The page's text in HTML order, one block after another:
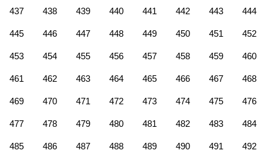
437 438 439 440 441 442 443 444
445 446 447 448 449 450 451 452
453 454 455 456 457 458 459 460
461 462 463 464 465 466 467 468
469 470 471 472 473 474 475 476
477 478 479 480 481 482 483 484
485 486 487 488 489 490 491 492